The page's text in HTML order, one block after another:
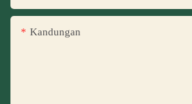
Kandungan